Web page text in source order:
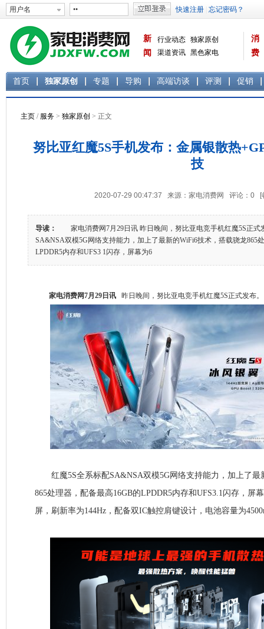
新
闻
行业动态 独家原创
渠道资讯 黑色家电
消
费
首页 独家原创 专题 导购 高端访谈 评测 促销
主页 / 服务 > 独家原创 > 正文
努比亚红魔5S手机发布：金属银散热
技
2020-07-29 00:47:37 来源：家电消费网 评论： 0 [
导读：
家电消费网7月29日讯 昨日晚间，努比亚电竞手机红魔5S正
SA&NSA双模5G网络支持能力，加上了最新的WiFi6技术，搭载骁龙865
LPDDR5内存和UFS3 1闪存，屏幕为6
家电消费网7月29日讯 昨日晚间，努比亚电竞手机红魔5S正式发布。
红魔5S全系标配SA&NSA双模5G网络支持能力，加上了最
865处理器，配备最高16GB的LPDDR5内存和UFS3.1闪存，屏
屏，刷新率为144Hz，配备双IC触控肩键设计，电池容量为